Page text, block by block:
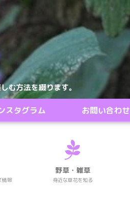
む方法を綴ります。
スタグラム お問い合わせ
情報
野草・雑草
身近な草花を知る